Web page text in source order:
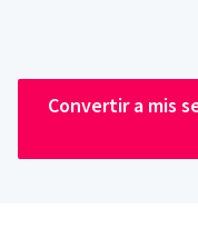
Convertir a mis